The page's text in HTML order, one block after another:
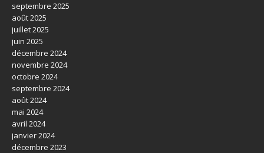
septembre 2025
août 2025
juillet 2025
juin 2025
décembre 2024
novembre 2024
octobre 2024
septembre 2024
août 2024
mai 2024
avril 2024
janvier 2024
décembre 2023